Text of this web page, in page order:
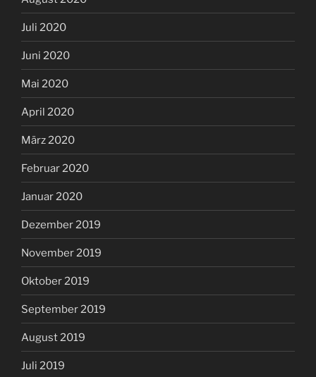
Juli 2020
Juni 2020
Mai 2020
April 2020
März 2020
Februar 2020
Januar 2020
Dezember 2019
November 2019
Oktober 2019
September 2019
August 2019
Juli 2019